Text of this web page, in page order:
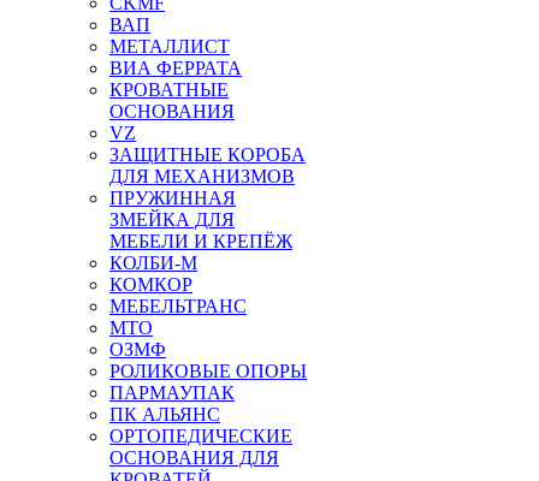
ВАП
МЕТАЛЛИСТ
ВИА ФЕРРАТА
КРОВАТНЫЕ
ОСНОВАНИЯ
VZ
ЗАЩИТНЫЕ КОРОБА
ДЛЯ МЕХАНИЗМОВ
ПРУЖИННАЯ
ЗМЕЙКА ДЛЯ
МЕБЕЛИ И КРЕПЁЖ
КОЛБИ-М
КОМКОР
МЕБЕЛЬТРАНС
MTO
ОЗМФ
РОЛИКОВЫЕ ОПОРЫ
ПАРМАУПАК
ПК АЛЬЯНС
ОРТОПЕДИЧЕСКИЕ
ОСНОВАНИЯ ДЛЯ